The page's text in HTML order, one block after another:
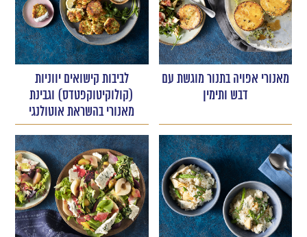
מאנורי אפויה בתנור מוגשת עם
דבש ותימין
לביבות קישואים יווניות
(קולוקיטוקפטדס) וגבינת
מאנורי בהשראת אוטולנגי